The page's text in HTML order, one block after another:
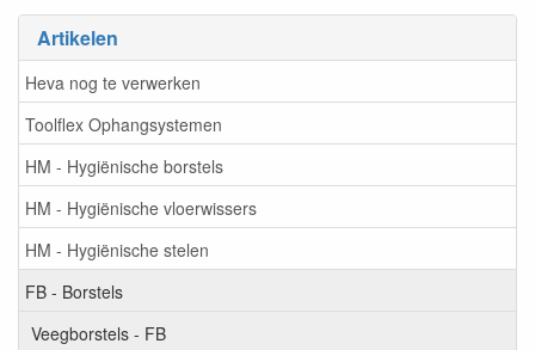
Artikelen
Heva nog te verwerken
Toolflex Ophangsystemen
HM - Hygiënische borstels
HM - Hygiënische vloerwissers
HM - Hygiënische stelen
FB - Borstels
Veegborstels - FB